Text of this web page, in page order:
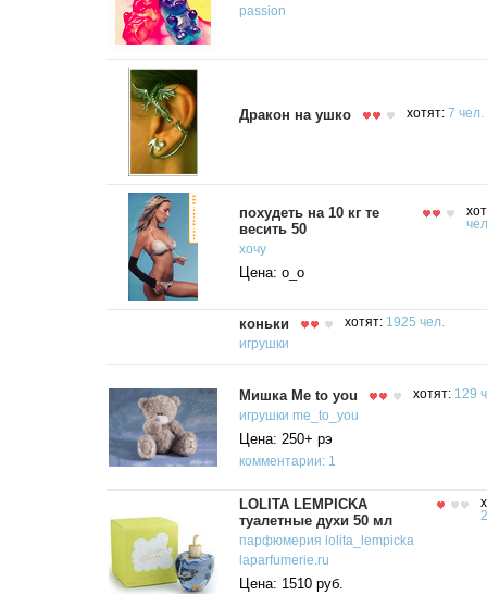
passion
Дракон на ушко хотят: 7 чел.
похудеть на 10 кг те
весить 50
хочу
Цена: о_о
коньки хотят: 1925 чел.
игрушки
Мишка Me to you хотят: 129
игрушки me_to_you
Цена: 250+ рэ
комментарии: 1
LOLITA LEMPICKA
туалетные духи 50 мл
парфюмерия lolita_lempicka
laparfumerie.ru
Цена: 1510 руб.